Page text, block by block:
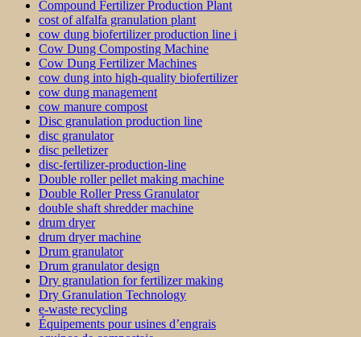
Compound Fertilizer Production Plant
cost of alfalfa granulation plant
cow dung biofertilizer production line i
Cow Dung Composting Machine
Cow Dung Fertilizer Machines
cow dung into high-quality biofertilizer
cow dung management
cow manure compost
Disc granulation production line
disc granulator
disc pelletizer
disc-fertilizer-production-line
Double roller pellet making machine
Double Roller Press Granulator
double shaft shredder machine
drum dryer
drum dryer machine
Drum granulator
Drum granulator design
Dry granulation for fertilizer making
Dry Granulation Technology
e-waste recycling
Équipements pour usines d’engrais